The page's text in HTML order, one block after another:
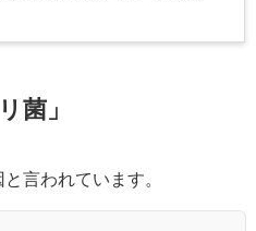
菌」
言われています。